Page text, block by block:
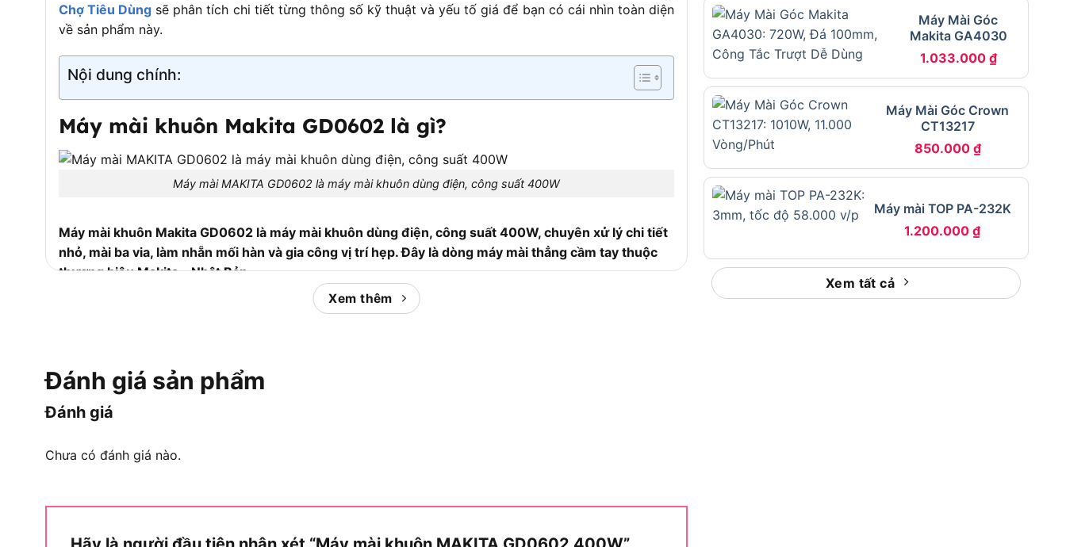
Chợ Tiêu Dùng sẽ phân tích chi tiết từng thông số kỹ thuật và yếu tố giá để bạn có cái nhìn toàn diện
về sản phẩm này.
Nội dung chính:
Máy mài khuôn Makita GD0602 là gì?
Máy mài MAKITA GD0602 là máy mài khuôn dùng điện, công suất 400W
Máy mài khuôn Makita GD0602 là máy mài khuôn dùng điện, công suất 400W, chuyên xử lý chi tiết
nhỏ, mài ba via, làm nhẵn mối hàn và gia công vị trí hẹp. Đây là dòng máy mài thẳng cầm tay thuộc
thương hiệu Makita – Nhật Bản.
Để hiểu rõ hơn về vị trí của model này trong dòng sản phẩm, bạn cần nắm được phân nhóm máy mài
Máy mài khuôn Makita GD0602 thuộc dòng máy nào?
Máy mài khuôn Makita GD0602 chính xác thuộc phân khúc máy mài khuôn cầm tay cỡ nhỏ chuyên
nghiệp (chuyên dụng cho gia công chi tiết tinh xảo).
Xem thêm
Đánh giá sản phẩm
Đánh giá
Chưa có đánh giá nào.
Máy Mài Góc
Makita GA4030
1.033.000 ₫
Máy Mài Góc Crown
CT13217
850.000 ₫
Máy mài TOP PA-232K
1.200.000₫
Xem tất cả